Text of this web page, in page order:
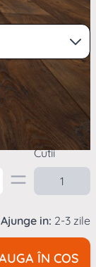
22,65 lei/lună în4 rate
Cutii
Ajunge in: 2-3 zile
ÎN COS